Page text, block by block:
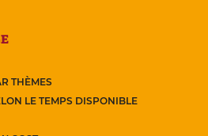
THÈMES
LE TEMPS DISPONIBLE